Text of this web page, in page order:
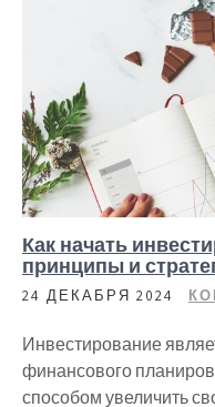
Как начать
принципы и
24 ДЕКАБРЯ 2024
Инвестирование
финансового
способом увеличить